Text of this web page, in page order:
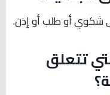
شكوي أو طلب أو إذن.
تتعلق